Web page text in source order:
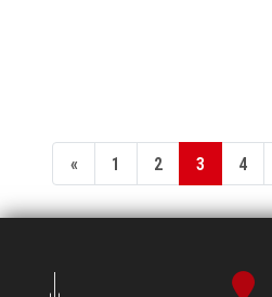
« 1 2 3 4